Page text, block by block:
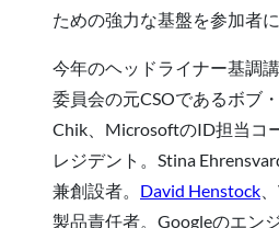
ための強力な基盤を参加者
今年のヘッドライナー基調
委員会の元CSOであるボブ
Chik、MicrosoftのID担当コ
レジデント。Stina
兼創設者。 David Henstock
製品責任者。Googleのエン